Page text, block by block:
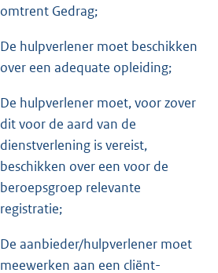
omtrent Gedrag;
De hulpverlener moet beschikken
over een adequate opleiding;
De hulpverlener moet, voor zover
dit voor de aard van de
dienstverlening is vereist,
beschikken over een voor de
beroepsgroep relevante
registratie;
De aanbieder/hulpverlener moet
meewerken aan een cliënt-